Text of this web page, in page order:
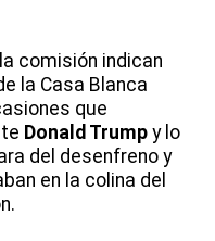
comisión indican
la Casa Blanca
que
Donald Trump y lo
del desenfreno y
en la colina del